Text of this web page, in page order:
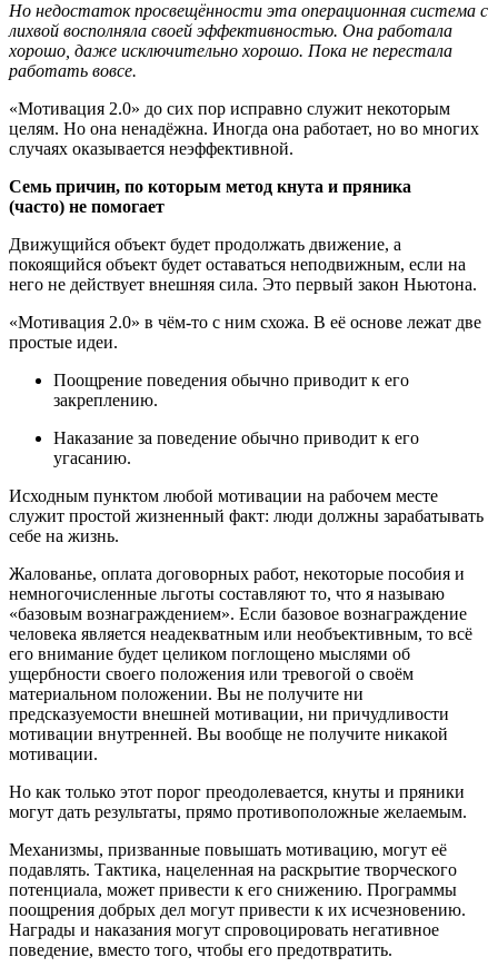
Но недостаток просвещённости эта операционная система с
лихвой восполняла своей эффективностью. Она работала
хорошо, даже исключительно хорошо. Пока не перестала
работать вовсе.
«Мотивация 2.0» до сих пор исправно служит некоторым
целям. Но она ненадёжна. Иногда она работает, но во многих
случаях оказывается неэффективной.
Семь причин, по которым метод кнута и пряника
(часто) не помогает
Движущийся объект будет продолжать движение, а
покоящийся объект будет оставаться неподвижным, если на
него не действует внешняя сила. Это первый закон Ньютона.
«Мотивация 2.0» в чём-то с ним схожа. В её основе лежат две
простые идеи.
Поощрение поведения обычно приводит к его
закреплению.
Наказание за поведение обычно приводит к его
угасанию.
Исходным пунктом любой мотивации на рабочем месте
служит простой жизненный факт: люди должны зарабатывать
себе на жизнь.
Жалованье, оплата договорных работ, некоторые пособия и
немногочисленные льготы составляют то, что я называю
«базовым вознаграждением». Если базовое вознаграждение
человека является неадекватным или необъективным, то всё
его внимание будет целиком поглощено мыслями об
ущербности своего положения или тревогой о своём
материальном положении. Вы не получите ни
предсказуемости внешней мотивации, ни причудливости
мотивации внутренней. Вы вообще не получите никакой
мотивации.
Но как только этот порог преодолевается, кнуты и пряники
могут дать результаты, прямо противоположные желаемым.
Механизмы, призванные повышать мотивацию, могут её
подавлять. Тактика, нацеленная на раскрытие творческого
потенциала, может привести к его снижению. Программы
поощрения добрых дел могут привести к их исчезновению.
Награды и наказания могут спровоцировать негативное
поведение, вместо того, чтобы его предотвратить.